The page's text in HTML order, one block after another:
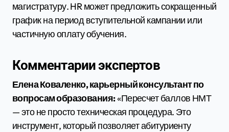
магистратуру. HR может предложить сокращенный
график на период вступительной кампании или
частичную оплату обучения.
Комментарии экспертов
Елена Коваленко, карьерный консультант по
вопросам образования:«Пересчет баллов НМТ
— это не просто техническая процедура. Это
инструмент, который позволяет абитуриенту